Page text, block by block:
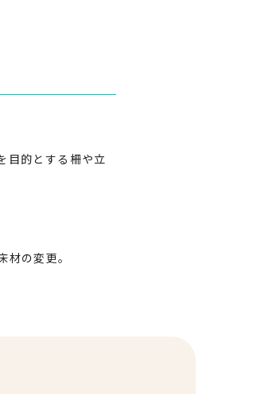
目的とする柵や立
の変更。